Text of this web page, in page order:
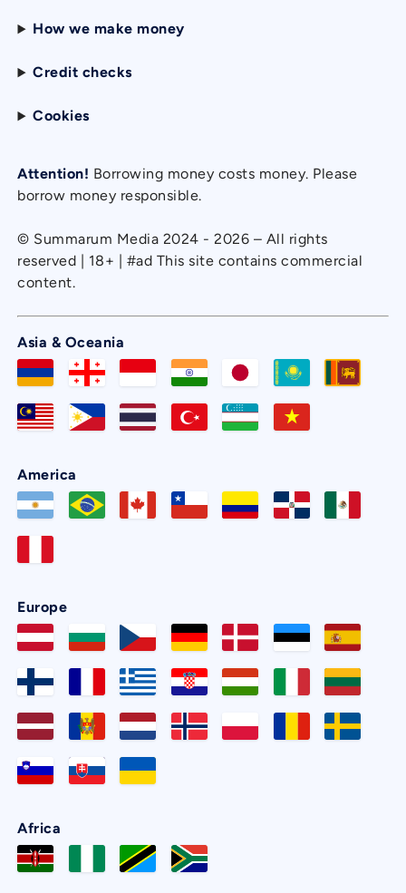
How we make money
Credit checks
Cookies
Attention! Borrowing money costs money. Please
borrow money responsible.
© Summarum Media 2024 - 2026 – All rights
reserved | 18+ | #ad This site contains commercial
content.
Asia & Oceania
America
Europe
Africa